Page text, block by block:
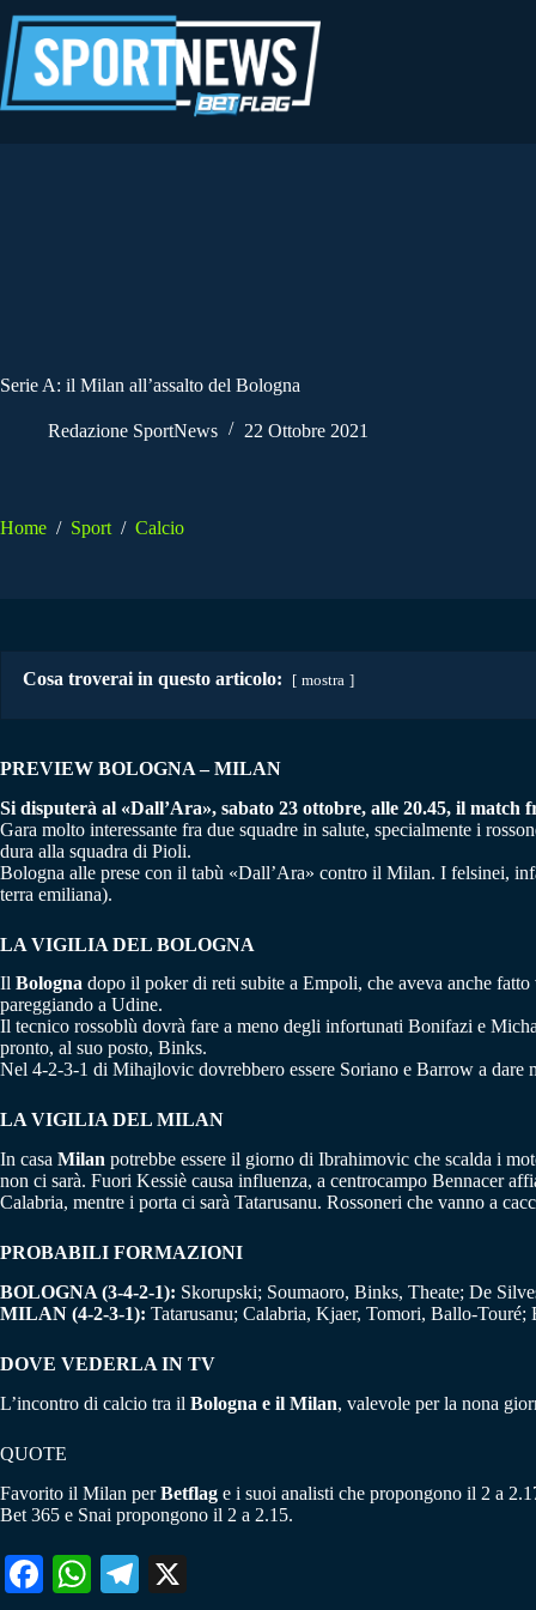
al
contenuto
Serie A: il Milan all’assalto del Bologna
Redazione SportNews 22 Ottobre 2021
Home / Sport / Calcio
Cosa troverai in questo articolo: mostra
PREVIEW BOLOGNA – MILAN
Si disputerà al «Dall’Ara», sabato 23 ottobre, alle 20.45, il
Gara molto interessante fra due squadre in salute, specialmente i
dura alla squadra di Pioli.
Bologna alle prese con il tabù «Dall’Ara» contro il Milan. I felsinei,
terra emiliana).
LA VIGILIA DEL BOLOGNA
Il Bologna dopo il poker di reti subite a Empoli, che aveva anche
pareggiando a Udine.
Il tecnico rossoblù dovrà fare a meno degli infortunati Bonifazi e
pronto, al suo posto, Binks.
Nel 4-2-3-1 di Mihajlovic dovrebbero essere Soriano e Barrow a dare
LA VIGILIA DEL MILAN
In casa Milan potrebbe essere il giorno di Ibrahimovic che scalda i
non ci sarà. Fuori Kessiè causa influenza, a centrocampo Bennacer
Calabria, mentre i porta ci sarà Tatarusanu. Rossoneri che vanno a
PROBABILI FORMAZIONI
BOLOGNA (3-4-2-1): Skorupski; Soumaoro, Binks, Theate; De
MILAN (4-2-3-1): Tatarusanu; Calabria, Kjaer, Tomori, Ballo-
DOVE VEDERLA IN TV
L’incontro di calcio tra il Bologna e il Milan, valevole per la nona
QUOTE
Favorito il Milan perBetflag e i suoi analisti che propongono il 2 a
Bet 365 e Snai propongono il 2 a 2.15.
Fa W
Te